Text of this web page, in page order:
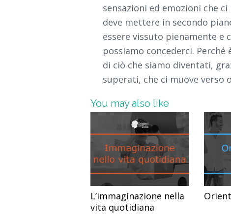
sensazioni ed emozioni che
deve mettere in secondo
essere vissuto pienamente e
possiamo concederci.
di ciò che siamo diventati,
superati, che ci muove
You may also like
L’immaginazione nella
vita quotidiana